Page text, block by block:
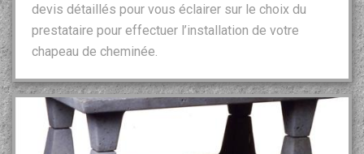
devis détaillés pour vous éclairer sur le choix du
prestataire pour effectuer l’installation de votre
chapeau de cheminée.